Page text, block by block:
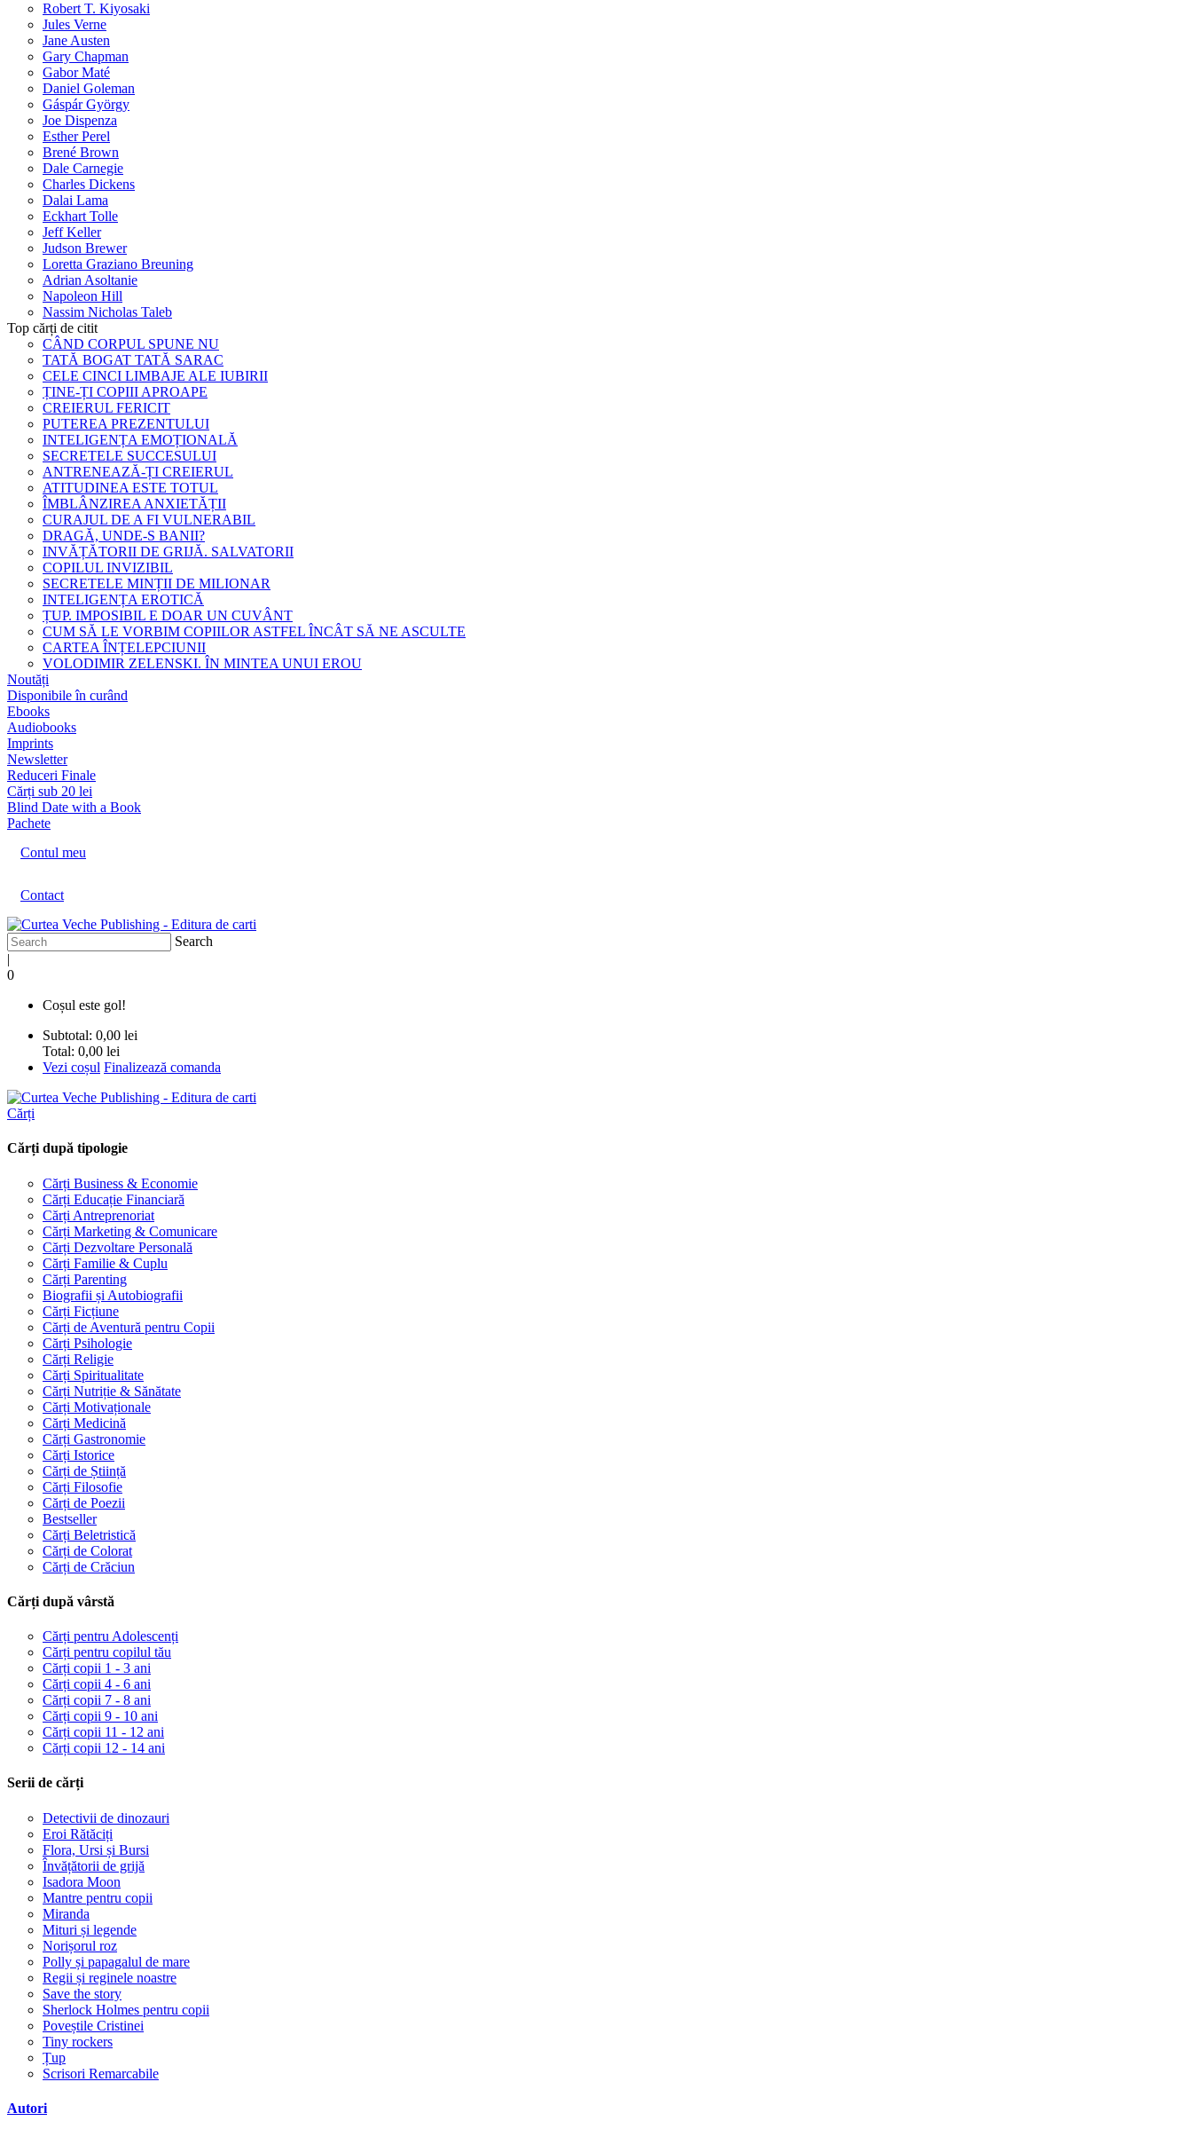
Robert T. Kiyosaki
Jules Verne
Jane Austen
Gary Chapman
Gabor Maté
Daniel Goleman
Gáspár György
Joe Dispenza
Esther Perel
Brené Brown
Dale Carnegie
Charles Dickens
Dalai Lama
Eckhart Tolle
Jeff Keller
Judson Brewer
Loretta Graziano Breuning
Adrian Asoltanie
Napoleon Hill
Nassim Nicholas Taleb
Top cărți de citit
CÂND CORPUL SPUNE NU
TATĂ BOGAT TATĂ SARAC
CELE CINCI LIMBAJE ALE IUBIRII
ȚINE-ȚI COPIII APROAPE
CREIERUL FERICIT
PUTEREA PREZENTULUI
INTELIGENȚA EMOȚIONALĂ
SECRETELE SUCCESULUI
ANTRENEAZĂ-ȚI CREIERUL
ATITUDINEA ESTE TOTUL
ÎMBLÂNZIREA ANXIETĂȚII
CURAJUL DE A FI VULNERABIL
DRAGĂ, UNDE-S BANII?
INVĂȚĂTORII DE GRIJĂ. SALVATORII
COPILUL INVIZIBIL
SECRETELE MINȚII DE MILIONAR
INTELIGENȚA EROTICĂ
ȚUP. IMPOSIBIL E DOAR UN CUVÂNT
CUM SĂ LE VORBIM COPIILOR ASTFEL ÎNCÂT SĂ NE ASCULTE
CARTEA ÎNȚELEPCIUNII
VOLODIMIR ZELENSKI. ÎN MINTEA UNUI EROU
Noutăți
Disponibile în curând
Ebooks
Audiobooks
Imprints
Newsletter
Reduceri Finale
Cărți sub 20 lei
Blind Date with a Book
Pachete
Contul meu
Contact
Search
|
0
Coșul este gol!
Subtotal: 0,00 lei
Total: 0,00 lei
Vezi coșul Finalizează comanda
Cărți
Cărți după tipologie
Cărți Business & Economie
Cărți Educație Financiară
Cărți Antreprenoriat
Cărți Marketing & Comunicare
Cărți Dezvoltare Personală
Cărți Familie & Cuplu
Cărți Parenting
Biografii și Autobiografii
Cărți Ficțiune
Cărți de Aventură pentru Copii
Cărți Psihologie
Cărți Religie
Cărți Spiritualitate
Cărți Nutriție & Sănătate
Cărți Motivaționale
Cărți Medicină
Cărți Gastronomie
Cărți Istorice
Cărți de Știință
Cărți Filosofie
Cărți de Poezii
Bestseller
Cărți Beletristică
Cărți de Colorat
Cărți de Crăciun
Cărți după vârstă
Cărți pentru Adolescenți
Cărți pentru copilul tău
Cărți copii 1 - 3 ani
Cărți copii 4 - 6 ani
Cărți copii 7 - 8 ani
Cărți copii 9 - 10 ani
Cărți copii 11 - 12 ani
Cărți copii 12 - 14 ani
Serii de cărți
Detectivii de dinozauri
Eroi Rătăciți
Flora, Ursi și Bursi
Învățătorii de grijă
Isadora Moon
Mantre pentru copii
Miranda
Mituri și legende
Norișorul roz
Polly și papagalul de mare
Regii și reginele noastre
Save the story
Sherlock Holmes pentru copii
Poveștile Cristinei
Tiny rockers
Țup
Scrisori Remarcabile
Autori